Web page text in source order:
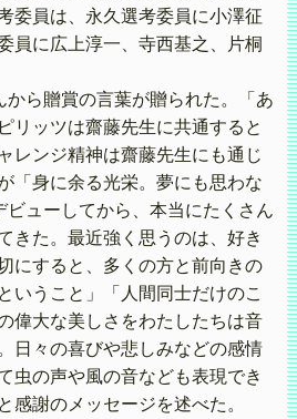
委員は、永久選考委員に小澤征
員に広上淳一、寺西基之、片桐
ら贈賞の言葉が贈られた。「あ
リッツは齋藤先生に共通すると
レンジ精神は齋藤先生にも通じ
「身に余る光栄。夢にも思わな
ューしてから、本当にたくさん
きた。最近強く思うのは、好き
にすると、多くの方と前向きの
いうこと」「人間同士だけのこ
偉大な美しさをわたしたちは音
日々の喜びや悲しみなどの感情
虫の声や風の音なども表現でき
感謝のメッセージを述べた。